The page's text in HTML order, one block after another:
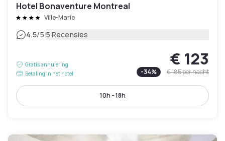
Hotel Bonaventure Montreal
Ville-Marie
4.5/5|5 Recensies
Gratis annulering
Betaling in het hotel
€ 123
-34% € 185per nacht
10h - 18h